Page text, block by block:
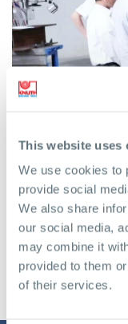
This website uses
We use cookies to
provide social
We also share
our social media,
may combine it
provided to them
of their services.
Besoin
Nous serons
décision pour